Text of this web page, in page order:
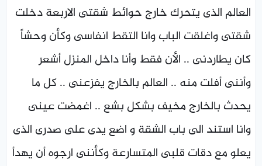
العالم الذى يتحرك خارج حوائط شقتى الاربعة دخلت
شقتى واغلقت الباب وانا التقط انفاسى وكأن وحشاً
كان يطاردنى .. الأن فقط وأنا داخل المنزل أشعر
وأننى أفلت منه .. العالم بالخارج يفزعنى .. كل ما
يحدث بالخارج مخيف بشكل بشع .. اغمضت عينى
وانا استند الى باب الشقة و اضع يدى على صدرى الذى
يعلو مع دقات قلبى المتسارعة وكأننى ارجوه أن يهدأ